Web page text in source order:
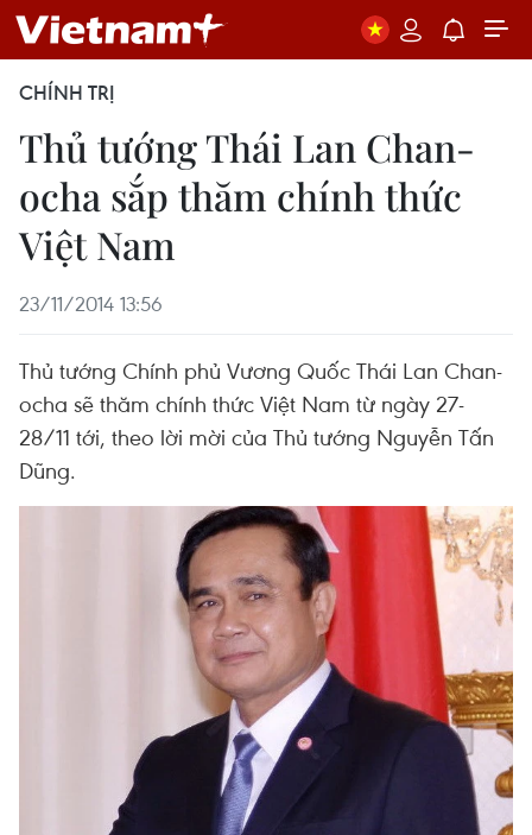
CHÍNH TRỊ
Thủ tướng Thái Lan Chan-
ocha sắp thăm chính thức
Việt Nam
23/11/2014 13:56
Thủ tướng Chính phủ Vương Quốc Thái Lan Chan-
ocha sẽ thăm chính thức Việt Nam từ ngày 27-
28/11 tới, theo lời mời của Thủ tướng Nguyễn Tấn
Dũng.